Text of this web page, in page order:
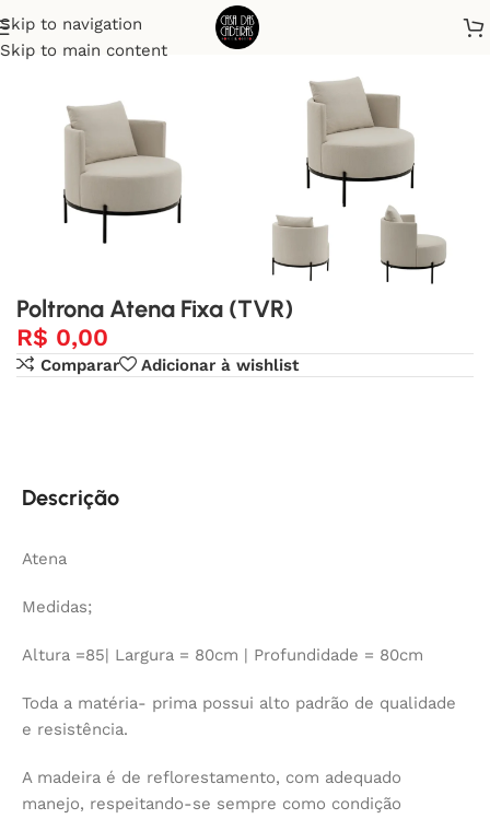
Skip to navigation
Skip to main content
Início Poltronas
Poltrona Atena Fixa (TVR)
R$ 0,00
Comparar Adicionar à wishlist
Descrição
Atena
Medidas;
Altura =85| Largura = 80cm | Profundidade = 80cm
Toda a matéria- prima possui alto padrão de qualidade
e resistência.
A madeira é de reflorestamento, com adequado
manejo, respeitando-se sempre como condição